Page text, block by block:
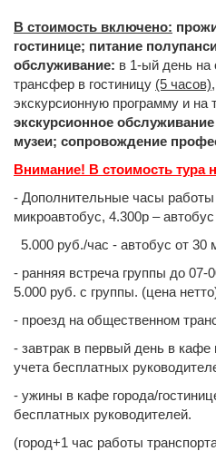
В стоимость включено:
гостинице; питание
обслуживание: в 1-ый день на
трансфер в гостиницу (5 часов),
экскурсионную программу и на
экскурсионное
музеи; сопровождение
Внимание! В стоимость тура
- Дополнительные часы работы
микроавтобус, 4.300р –
5.000 руб./час - автобус от 30
- ранняя встреча группы до
5.000 руб. с группы. (цена
- проезд на общественном
- завтрак в первый день в кафе
учета бесплатных
- ужины в кафе города/
бесплатных руководителей.
(город+1 час работы